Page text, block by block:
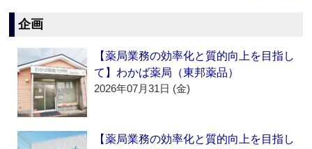
企画
【薬局業務の効率化と質的向上を目指し
て】わかば薬局（東邦薬品）
2026年07月31日 (金)
【薬局業務の効率化と質的向上を目指し